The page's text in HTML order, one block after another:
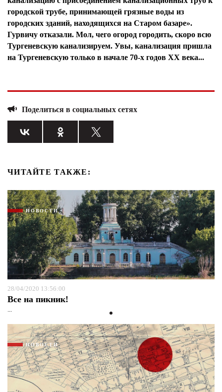
городской трубе, принимающей грязные воды из
городских зданий, находящихся на Старом базаре».
Гурвичу отказали. Мол, чего огород городить, скоро всю
Тургеневскую канализируем. Увы, канализация пришла
на Тургеневскую только в начале 70-х годов ХХ века...
Поделиться в социальных сетях
ЧИТАЙТЕ ТАКЖЕ:
НОВОСТИ
28/04/2020 13:56:00
Все на пикник!
...
НОВОСТИ